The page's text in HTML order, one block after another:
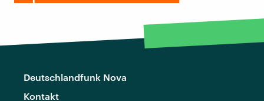
Deutschlandfunk Nova
Kontakt